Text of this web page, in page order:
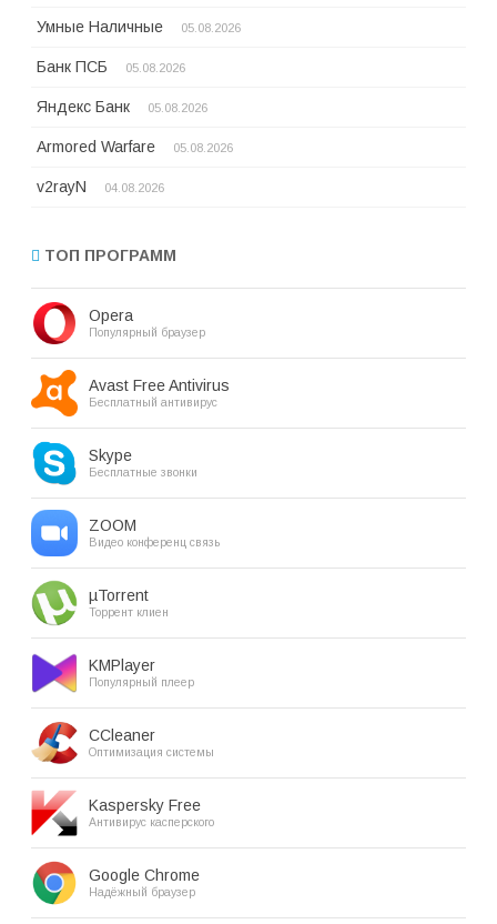
Умные Наличные 05.08.2026
Банк ПСБ 05.08.2026
Яндекс Банк 05.08.2026
Armored Warfare 05.08.2026
v2rayN 04.08.2026
ТОП ПРОГРАММ
Opera
Популярный браузер
Avast Free Antivirus
Бесплатный антивирус
Skype
Бесплатные звонки
ZOOM
Видео конференц связь
µTorrent
Торрент клиен
KMPlayer
Популярный плеер
CCleaner
Оптимизация системы
Kaspersky Free
Антивирус касперского
Google Chrome
Надёжный браузер